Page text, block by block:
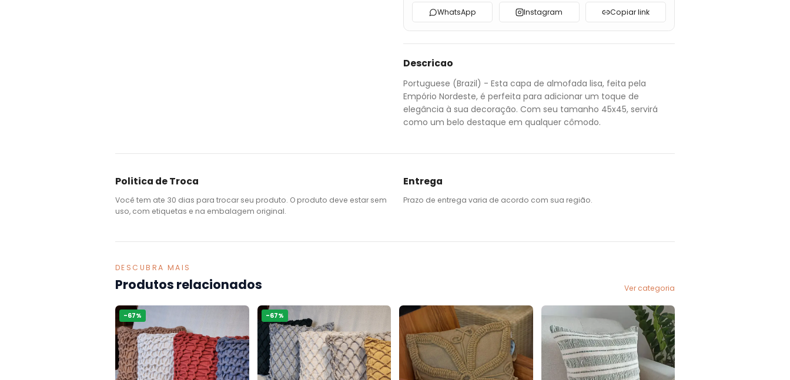
WhatsApp Instagram Copiar link
Descricao
Portuguese (Brazil) - Esta capa de almofada lisa, feita pela
Empório Nordeste, é perfeita para adicionar um toque de
elegância à sua decoração. Com seu tamanho 45x45, servirá
como um belo destaque em qualquer cômodo.
Politica de Troca
Você tem ate 30 dias para trocar seu produto. O produto deve estar sem
uso, com etiquetas e na embalagem original.
Entrega
Prazo de entrega varia de acordo com sua região.
DESCUBRA MAIS
Produtos relacionados Ver categoria
-67% -67%